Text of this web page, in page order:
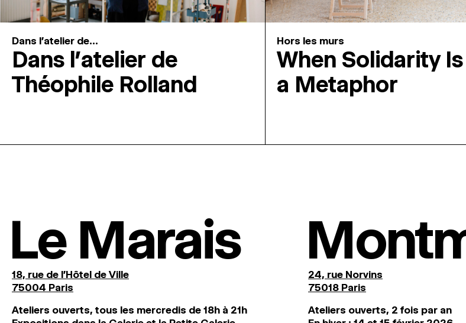
Dans l'atelier de...
Dans l’atelier de
Théophile Rolland
Hors les murs
When Solidarity
a Metaphor
Le Marais
18, rue de l'Hôtel de Ville
75004 Paris
Ateliers ouverts, tous les mercredis de 18h à 21h
24, rue Norvins
75018 Paris
Ateliers ouverts, 2 fois par an